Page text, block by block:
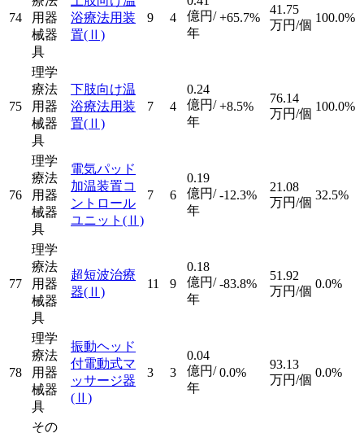
74
用器
械器
具
浴療法用装
置(Ⅱ)
9 4
億円/
年
+65.7%
41.75
万円/個
100.0%
75
理学
療法
用器
械器
具
下肢向け温
浴療法用装
置(Ⅱ)
7 4
0.24
億円/
年
+8.5%
76.14
万円/個
100.0%
76
理学
療法
用器
械器
具
電気パッド
加温装置コ
ントロール
ユニット (Ⅱ)
7 6
0.19
億円/
年
-12.3%
21.08
万円/個
32.5%
77
理学
療法
用器
械器
具
超短波治療
器(Ⅱ)
11 9
0.18
億円/
年
-83.8%
51.92
万円/個
0.0%
78
理学
療法
用器
械器
具
振動ヘッド
付電動式マ
ッサージ器
(Ⅱ)
3 3
0.04
億円/
年
0.0%
93.13
万円/個
0.0%
その